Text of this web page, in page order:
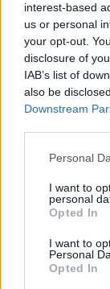
interest-based
us or personal
your opt-out.
disclosure of
IAB’s list of
also be
Downstream
Personal
I want to
personal
Opted In
I want to
Personal
Opted In